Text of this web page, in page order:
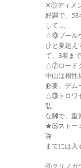
✕⑪デ
好調で、53
して…。
△⑬ブ
ひと夏超え
て、3着ま
△⑦ロー
中山は相性
必要。デム
△⓾トロ
弘 ハン
な脚で、重
★⑤スト
弥 馬体
までには入
④クリノ